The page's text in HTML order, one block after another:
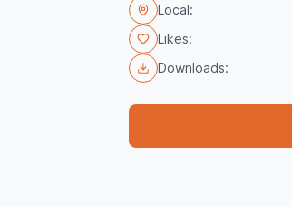
Local:
Likes:
Downloads: